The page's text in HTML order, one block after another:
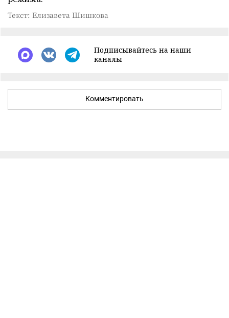
Текст: Елизавета Шишкова
Подписывайтесь на наши
каналы
Комментировать